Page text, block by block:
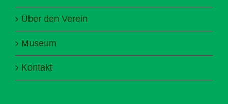
Über den Verein
Museum
Kontakt